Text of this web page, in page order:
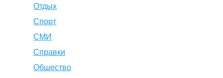
Отдых
Спорт
СМИ
Справки
Общество